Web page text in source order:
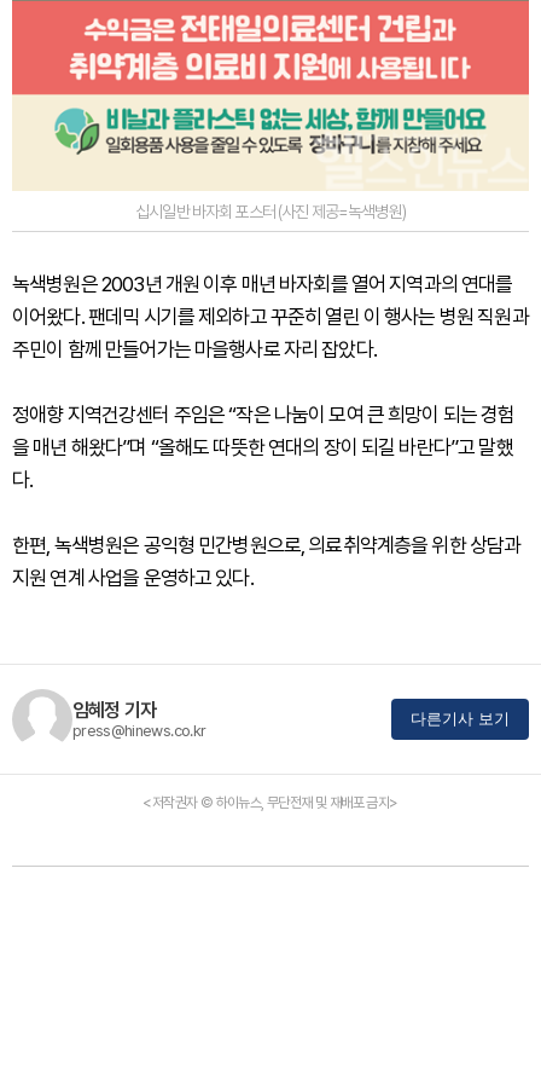
십시일반 바자회 포스터 (사진 제공=녹색병원)
녹색병원은 2003년 개원 이후 매년 바자회를 열어 지역과의 연대를
이어왔다. 팬데믹 시기를 제외하고 꾸준히 열린 이 행사는 병원 직원과
주민이 함께 만들어가는 마을행사로 자리 잡았다.
정애향 지역건강센터 주임은 “작은 나눔이 모여 큰 희망이 되는 경험
을 매년 해왔다”며 “올해도 따뜻한 연대의 장이 되길 바란다”고 말했
다.
한편, 녹색병원은 공익형 민간병원으로, 의료취약계층을 위한 상담과
지원 연계 사업을 운영하고 있다.
임혜정 기자
press@hinews.co.kr
다른기사 보기
<저작권자 © 하이뉴스, 무단전재 및 재배포 금지>